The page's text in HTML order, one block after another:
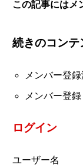
この記事にはメ
続きのコンテ
メンバー登
メンバー登
ログイン
ユーザー名